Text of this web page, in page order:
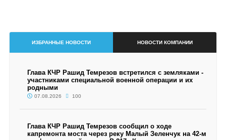
ИЗБРАННЫЕ НОВОСТИ НОВОСТИ КОМПАНИИ
Глава КЧР Рашид Темрезов встретился с земляками -
участниками специальной военной операции и их
родными
07.08.2026 100
Глава КЧР Рашид Темрезов сообщил о ходе
капремонта моста через реку Малый Зеленчук на 42-м